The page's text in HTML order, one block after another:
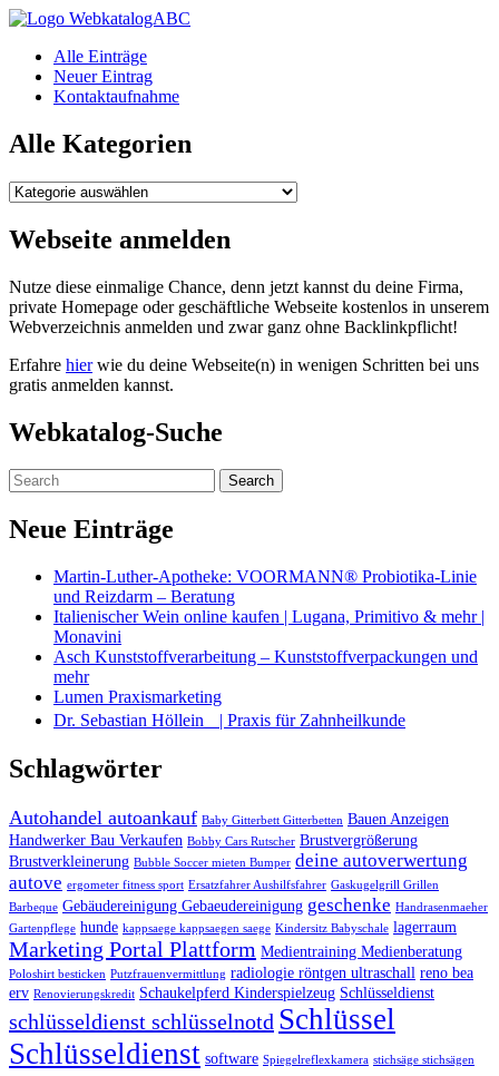
WebkatalogABC
Alle Einträge
Neuer Eintrag
Kontaktaufnahme
Alle Kategorien
Alle
Webseite anmelden
Nutze diese einmalige Chance, denn jetzt kannst du deine Firma,
private Homepage oder geschäftliche Webseite kostenlos in unserem
Webverzeichnis anmelden und zwar ganz ohne Backlinkpflicht!
Erfahre hierwie du deine Webseite(n) in wenigen Schritten bei uns
gratis anmelden kannst.
Webkatalog-Suche
Neue Einträge
Martin-Luther-Apotheke: VOORMANN® Probiotika-Linie
und Reizdarm – Beratung
Italienischer Wein online kaufen | Lugana, Primitivo & mehr |
Monavini
Asch Kunststoffverarbeitung – Kunststoffverpackungen und
mehr
Lumen Praxismarketing
Dr. Sebastian Höllein | Praxis für Zahnheilkunde
Schlagwörter
Autohandel autoankauf Baby Gitterbett Gitterbetten Bauen Anzeigen
Handwerker Bau Verkaufen Bobby Cars Rutscher Brustvergrößerung
Brustverkleinerung Bubble Soccer mieten Bumper deine autoverwertung
autove ergometer fitness sport Ersatzfahrer Aushilfsfahrer Gaskugelgrill Grillen
Barbeque Gebäudereinigung Gebaeudereinigung geschenke Handrasenmaeher
Gartenpflege hunde kappsaege kappsaegen saege Kindersitz Babyschale lagerraum
Marketing Portal Plattform Medientraining Medienberatung
Poloshirt besticken Putzfrauenvermittlung radiologie röntgen ultraschall reno bea
erv Renovierungskredit Schaukelpferd Kinderspielzeug Schlüsseldienst
schlüsseldienst schlüsselnotd Schlüssel
Schlüsseldienst software Spiegelreflexkamera stichsäge stichsägen